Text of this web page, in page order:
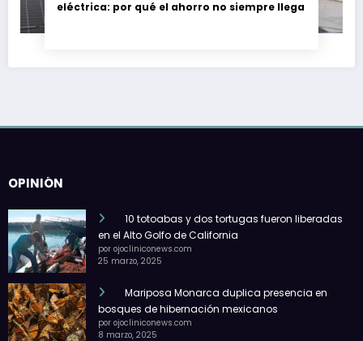
eléctrica: por qué el ahorro no siempre llega
OPINIÓN
10 totoabas y dos tortugas fueron liberadas
en el Alto Golfo de California
por ojocliniconews.com
25 marzo, 2025
Mariposa Monarca duplica presencia en
bosques de hibernación mexicanos
por ojocliniconews.com
8 marzo, 2025